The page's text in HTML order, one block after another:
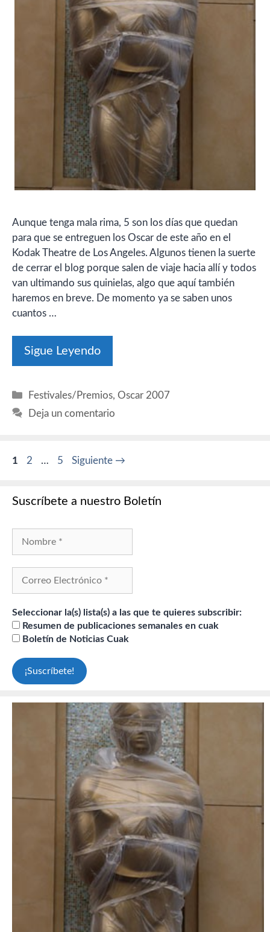
Aunque tenga mala rima, 5 son los días que quedan
para que se entreguen los Oscar de este año en el
Kodak Theatre de Los Angeles. Algunos tienen la suerte
de cerrar el blog porque salen de viaje hacia allí y todos
van ultimando sus quinielas, algo que aquí también
haremos en breve. De momento ya se saben unos
cuantos …
Sigue Leyendo
Categorías
Festivales/Premios,Oscar 2007
Deja un comentario
Página
1 Página
2 … Página
5 Siguiente →
Suscríbete a nuestro Boletín
Seleccionar la(s) lista(s) a las que te quieres subscribir:
Resumen de publicaciones semanales en cuak
Boletín de Noticias Cuak